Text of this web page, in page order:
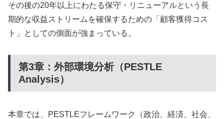
その後の20年以上にわたる保守・リニューアルという長
期的な収益ストリームを確保するための「顧客獲得コス
ト」としての側面が強まっている。
第3章：外部環境分析（PESTLE
Analysis）
本章では、PESTLEフレームワーク（政治、経済、社会、